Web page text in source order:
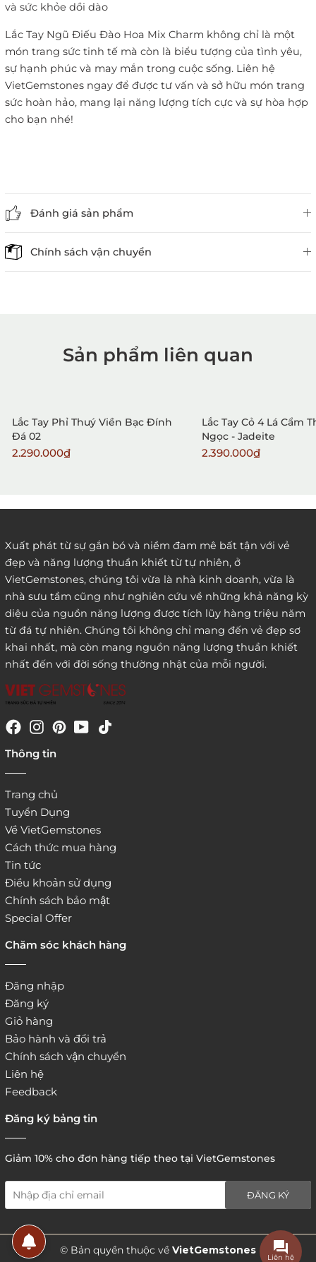
và sức khỏe dồi dào
Lắc Tay Ngũ Điếu Đào Hoa Mix Charm không chỉ là một
món trang sức tinh tế mà còn là biểu tượng của tình yêu,
sự hạnh phúc và may mắn trong cuộc sống. Liên hệ
VietGemstones ngay để được tư vấn và sở hữu món trang
sức hoàn hảo, mang lại năng lượng tích cực và sự hòa hợp
cho bạn nhé!
Đánh giá sản phẩm
Chính sách vận chuyển
1. Mua hàng trực tiếp tại VietGemstones
3. Đặt hàng thông quaemail hay chat trực tiếp với
chúng tôi:
website:
5. Hình thức thanh toán
Sản phẩm liên quan
Lắc Tay Phỉ Thuý Viền Bạc Đính
Đá 02
2.290.000₫
Lắc Tay Cỏ 4 Lá Cẩm
Ngọc - Jadeite
2.390.000₫
Xuất phát từ sự gắn bó và niềm đam mê bất tận với vẻ
đẹp và năng lượng thuần khiết từ tự nhiên, ở
VietGemstones, chúng tôi vừa là nhà kinh doanh, vừa là
nhà sưu tầm cũng như nghiên cứu về những khả năng kỳ
diệu của nguồn năng lượng được tích lũy hàng triệu năm
từ đá tự nhiên. Chúng tôi không chỉ mang đến vẻ đẹp sơ
khai nhất, mà còn mang nguồn năng lượng thuần khiết
nhất đến với đời sống thường nhật của mỗi người.
Thông tin
Trang chủ
Tuyển Dụng
Về VietGemstones
Cách thức mua hàng
Tin tức
Điều khoản sử dụng
Chính sách bảo mật
Special Offer
Chăm sóc khách hàng
Đăng nhập
Đăng ký
Giỏ hàng
Bảo hành và đổi trả
Chính sách vận chuyển
Liên hệ
Feedback
Đăng ký bảng tin
Giảm 10% cho đơn hàng tiếp theo tại VietGemstones
ĐĂNG KÝ
© Bản quyền thuộc về VietGemstones
Liên hệ